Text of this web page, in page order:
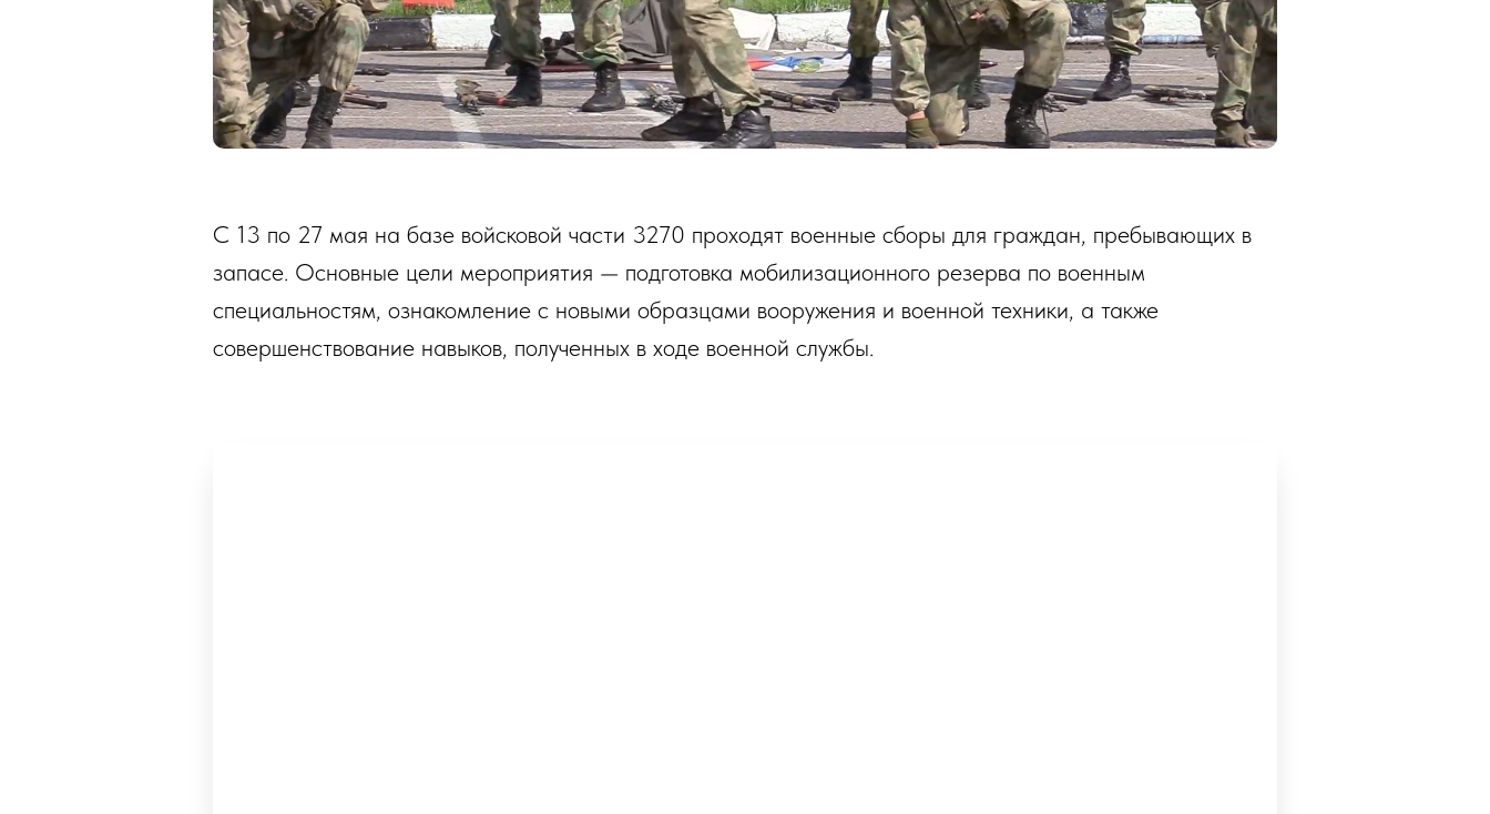
С 13 по 27 мая на базе войсковой части 3270 проходят военные сборы для граждан, пребывающих в
запасе. Основные цели мероприятия — подготовка мобилизационного резерва по военным
специальностям, ознакомление с новыми образцами вооружения и военной техники, а также
совершенствование навыков, полученных в ходе военной службы.